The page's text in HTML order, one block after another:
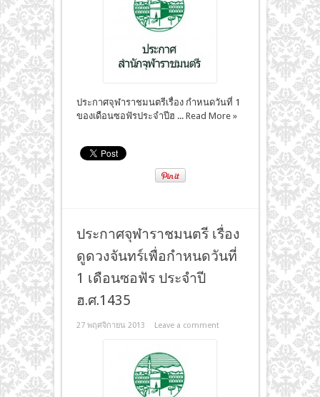
ประกาศจุฬาราชมนตรีเรื่อง กำหนดวันที่ 1
ของเดือนซอฟัรประจำปีฮ ... Read More »
ประกาศจุฬาราชมนตรี เรื่อง
ดูดวงจันทร์เพื่อกำหนดวันที่
1 เดือนซอฟัร ประจำปี
ฮ.ศ.1435
27 พฤศจิกายน 2013 Leave a comment